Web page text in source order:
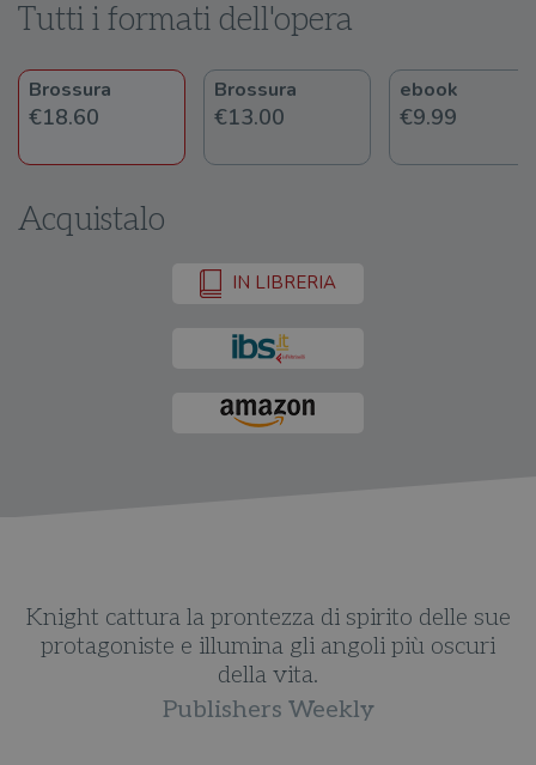
Tutti i formati dell'opera
Brossura
€18.60
Brossura
€13.00
ebook
€9.99
Acquistalo
IN LIBRERIA
Knight cattura la prontezza di spirito delle sue
protagoniste e illumina gli angoli più oscuri
della vita.
Publishers Weekly